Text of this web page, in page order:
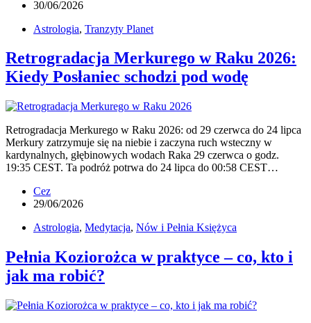
30/06/2026
Astrologia, Tranzyty Planet
Retrogradacja Merkurego w Raku 2026:
Kiedy Posłaniec schodzi pod wodę
Retrogradacja Merkurego w Raku 2026: od 29 czerwca do 24 lipca
Merkury zatrzymuje się na niebie i zaczyna ruch wsteczny w
kardynalnych, głębinowych wodach Raka 29 czerwca o godz.
19:35 CEST. Ta podróż potrwa do 24 lipca do 00:58 CEST…
Cez
29/06/2026
Astrologia, Medytacja, Nów i Pełnia Księżyca
Pełnia Koziorożca w praktyce – co, kto i
jak ma robić?